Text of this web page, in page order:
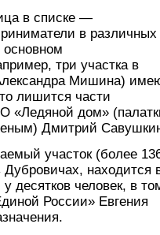
в списке —
в различных
три участка в
Мишина)
лишится части
«Ледяной дом»
Дмитрий
участок (более
находится
десятков человек, в
России» Евгения